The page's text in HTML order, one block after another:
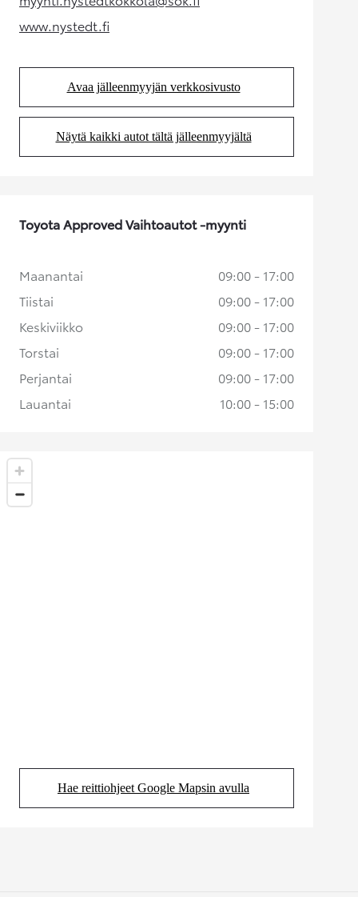
(Aukeaa uudessa välilehdessä)
www.nystedt.fi(Aukeaa uudessa välilehdessä)
Avaa jälleenmyyjän verkkosivusto
(Aukeaa uudessa välilehdessä)
Näytä kaikki autot tältä jälleenmyyjältä
(Aukeaa uudessa välilehdessä)
Hae reittiohjeet Google Mapsin avulla
(Aukeaa uudessa välilehdessä)
Toyota Approved Vaihtoautot -myynti
Maanantai
09:00 - 17:00
Tiistai
09:00 - 17:00
Keskiviikko
09:00 - 17:00
Torstai
09:00 - 17:00
Perjantai
09:00 - 17:00
Lauantai
10:00 - 15:00